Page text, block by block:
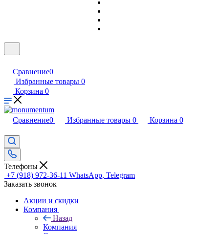
Сравнение0
Избранные товары 0
Корзина 0
Сравнение0 Избранные товары 0 Корзина 0
Телефоны
+7 (918) 972-36-11 WhatsApp, Telegram
Заказать звонок
Акции и скидки
Компания
Назад
Компания